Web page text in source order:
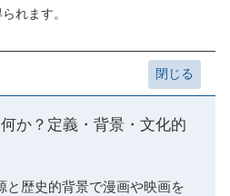
れます。
か？定義・背景・文化的
と歴史的背景で漫画や映画を